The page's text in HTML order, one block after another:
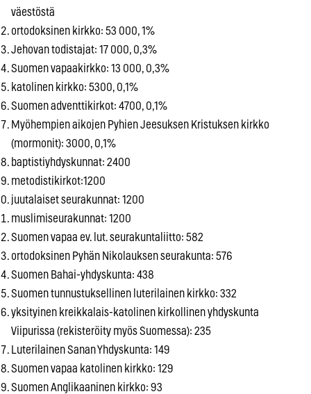
väestöstä
ortodoksinen kirkko: 53 000, 1%
Jehovan todistajat: 17 000, 0,3%
Suomen vapaakirkko: 13 000, 0,3%
katolinen kirkko: 5300, 0,1%
Suomen adventtikirkot: 4700, 0,1%
Myöhempien aikojen Pyhien Jeesuksen Kristuksen kirkko
(mormonit): 3000, 0,1%
baptistiyhdyskunnat: 2400
metodistikirkot:1200
juutalaiset seurakunnat: 1200
muslimiseurakunnat: 1200
Suomen vapaa ev. lut. seurakuntaliitto: 582
ortodoksinen Pyhän Nikolauksen seurakunta: 576
Suomen Bahai-yhdyskunta: 438
Suomen tunnustuksellinen luterilainen kirkko: 332
yksityinen kreikkalais-katolinen kirkollinen yhdyskunta
Viipurissa (rekisteröity myös Suomessa): 235
Luterilainen Sanan Yhdyskunta: 149
Suomen vapaa katolinen kirkko: 129
Suomen Anglikaaninen kirkko: 93